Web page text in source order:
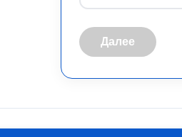
Далее